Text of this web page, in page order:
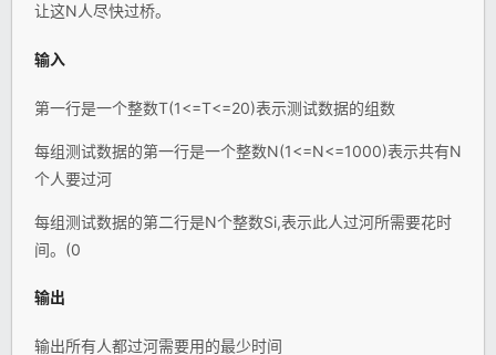
让这N人尽快过桥。
输入
第一行是一个整数T(1<=T<=20)表示测试数据的组数
每组测试数据的第一行是一个整数N(1<=N<=1000)表示共有N
个人要过河
每组测试数据的第二行是N个整数Si,表示此人过河所需要花时
间。(0
输出
输出所有人都过河需要用的最少时间